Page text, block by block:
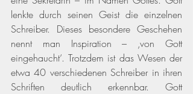
lenkte durch seinen Geist die einzelnen
Schreiber. Dieses besondere Geschehen
nennt man Inspiration – ‚von Gott
eingehaucht‘. Trotzdem ist das Wesen der
etwa 40 verschiedenen Schreiber in ihren
Schriften deutlich erkennbar. Gott